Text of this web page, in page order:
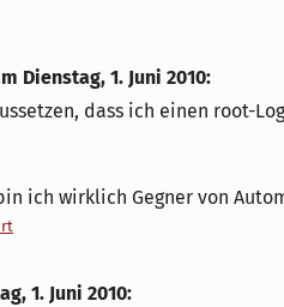
Dienstag, 1. Juni 2010:
dass ich einen root-
ich wirklich Gegner von
1. Juni 2010: